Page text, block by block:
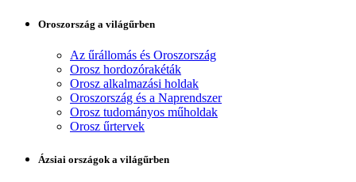
Oroszország a világűrben
Az űrállomás és Oroszország
Orosz hordozórakéták
Orosz alkalmazási holdak
Oroszország és a Naprendszer
Orosz tudományos műholdak
Orosz űrtervek
Ázsiai országok a világűrben